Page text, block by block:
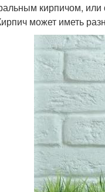
кирпичом,
может иметь